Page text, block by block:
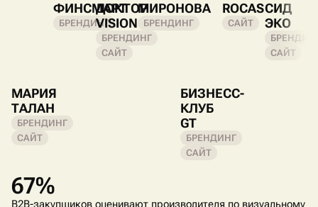
МАРИЯ
ТАЛАН
БРЕНДИНГ
САЙТ
ФИНСМАРТ
БРЕНДИНГ
ДОКТОР
VISION
БРЕНДИНГ
САЙТ
МИРОНОВА
БРЕНДИНГ
БИЗНЕСС-
КЛУБ
GT
БРЕНДИНГ
САЙТ
ROCAS
САЙТ
СИД
ЭКО
САЙТ
67%
B2B-закупщиков оценивают производителя по визуальному